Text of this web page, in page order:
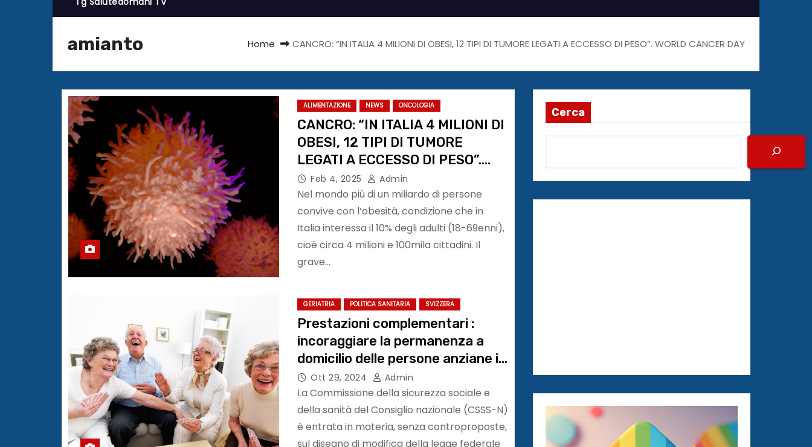
amianto Home CANCRO: “IN ITALIA 4 MILIONI DI OBESI, 12 TIPI DI TUMORE LEGATI A ECCESSO DI PESO”. WORLD CANCER DAY
ALIMENTAZIONE NEWS ONCOLOGIA
CANCRO: “IN ITALIA 4 MILIONI DI
OBESI, 12 TIPI DI TUMORE
LEGATI A ECCESSO DI PESO”.
WORLD CANCER DAY
Feb 4, 2025 Admin
Nel mondo più di un miliardo di persone
convive con l’obesità, condizione che in
Italia interessa il 10% degli adulti (18-69enni),
cioè circa 4 milioni e 100mila cittadini. Il
grave…
GERIATRIA POLITICA SANITARIA SVIZZERA
Prestazioni complementari :
incoraggiare la permanenza a
domicilio delle persone anziane in
Svizzera
Ott 29, 2024 Admin
La Commissione della sicurezza sociale e
della sanità del Consiglio nazionale (CSSS-N)
è entrata in materia, senza controproposte,
sul disegno di modifica della legge federale
Cerca